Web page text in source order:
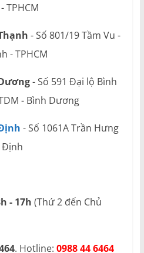
TPHCM
- Số 801/19 Tầm Vu -
- TPHCM
- Số 591 Đại lộ Bình
- Bình Dương
- Số 1061A Trần Hưng
Định
- 17h (Thứ 2 đến Chủ
. Hotline: 0988 44 6464